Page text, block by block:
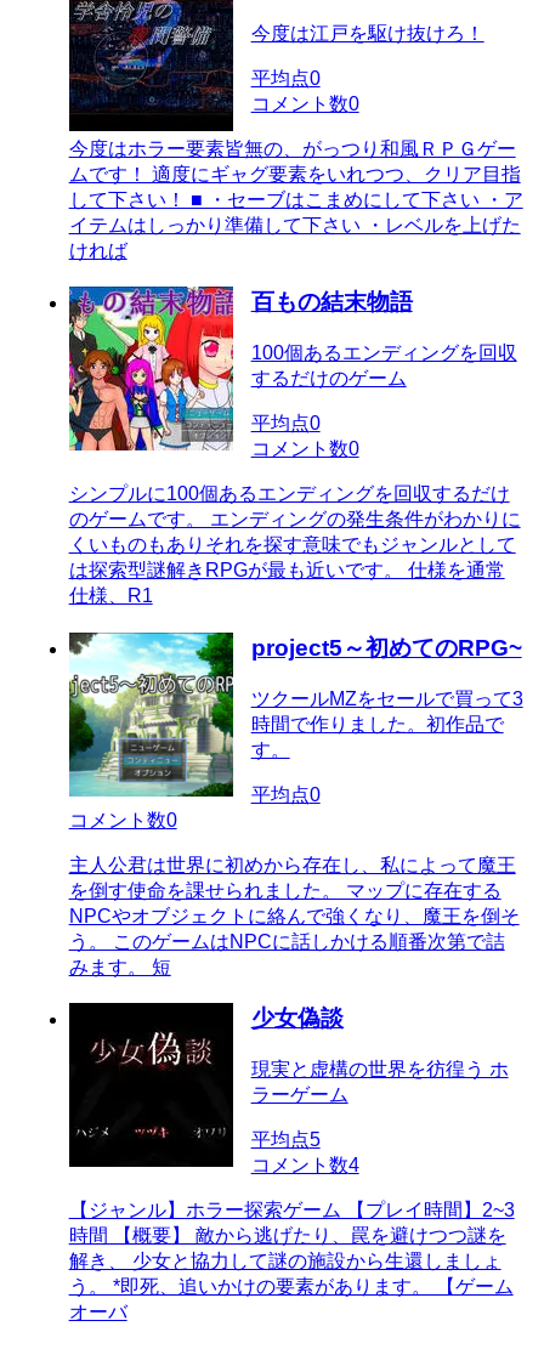
今度は江戸を駆け抜けろ！
平均点0
コメント数0
今度はホラー要素皆無の、がっつり和風ＲＰＧゲー
ムです！ 適度にギャグ要素をいれつつ、クリア目指
して下さい！ ■ ・セーブはこまめにして下さい ・ア
イテムはしっかり準備して下さい ・レベルを上げた
ければ
百もの結末物語
100個あるエンディングを回収
するだけのゲーム
平均点0
コメント数0
シンプルに100個あるエンディングを回収するだけ
のゲームです。 エンディングの発生条件がわかりに
くいものもありそれを探す意味でもジャンルとして
は探索型謎解きRPGが最も近いです。 仕様を通常
仕様、R1
project5～初めてのRPG~
ツクールMZをセールで買って3
時間で作りました。初作品で
す。
平均点0
コメント数0
主人公君は世界に初めから存在し、私によって魔王
を倒す使命を課せられました。 マップに存在する
NPCやオブジェクトに絡んで強くなり、魔王を倒そ
う。 このゲームはNPCに話しかける順番次第で詰
みます。 短
少女偽談
現実と虚構の世界を彷徨う ホ
ラーゲーム
平均点5
コメント数4
【ジャンル】ホラー探索ゲーム 【プレイ時間】2~3
時間 【概要】 敵から逃げたり、罠を避けつつ謎を
解き、 少女と協力して謎の施設から生還しましょ
う。 *即死、追いかけの要素があります。 【ゲーム
オーバ